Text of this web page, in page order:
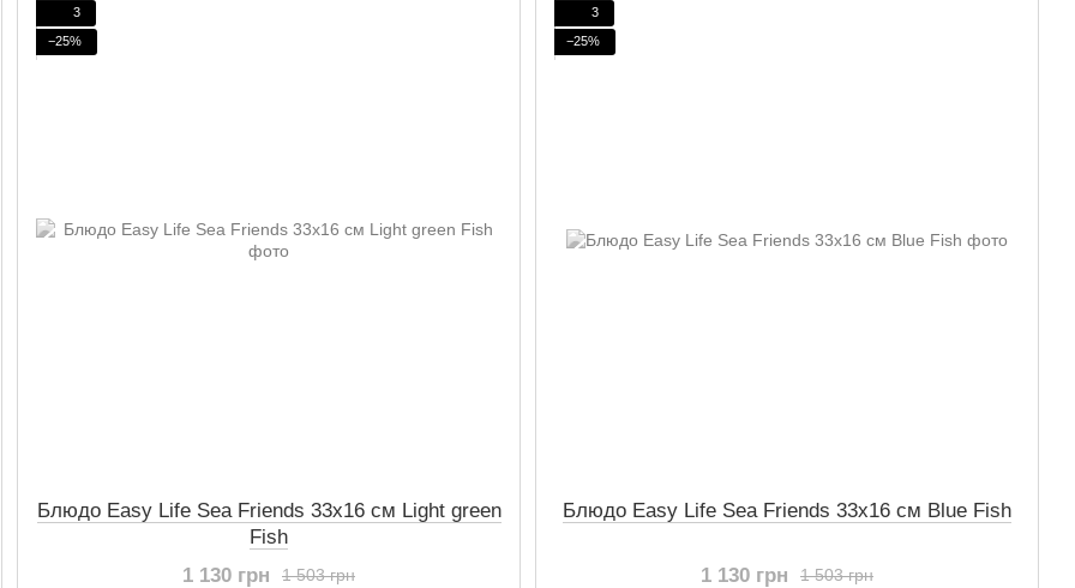
3
−25%
Блюдо Easy Life Sea Friends 33x16 см Light green
Fish
1 503 грн
1 130 грн
3
−25%
Блюдо Easy Life Sea Friends 33x16 см Blue Fish
1 503 грн
1 130 грн